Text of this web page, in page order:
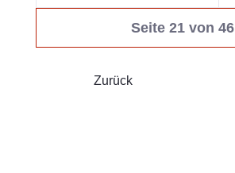
Seite 21 von 46
Zurück